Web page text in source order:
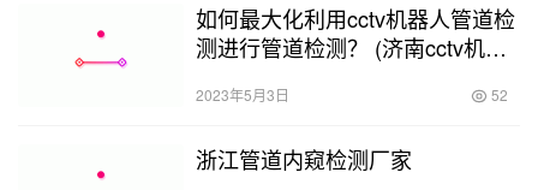
如何最大化利用cctv机器人管道检
测进行管道检测？ (济南cctv机器
2023年5月3日 52
浙江管道内窥检测厂家